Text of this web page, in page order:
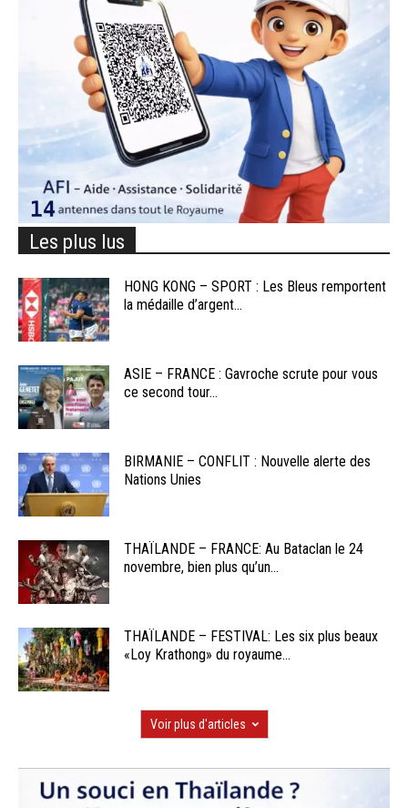
Les plus lus
HONG KONG – SPORT : Les Bleus remportent
la médaille d’argent...
ASIE – FRANCE : Gavroche scrute pour vous
ce second tour...
BIRMANIE – CONFLIT : Nouvelle alerte des
Nations Unies
THAÏLANDE – FRANCE: Au Bataclan le 24
novembre, bien plus qu’un...
THAÏLANDE – FESTIVAL: Les six plus beaux
«Loy Krathong» du royaume...
Voir plus d'articles